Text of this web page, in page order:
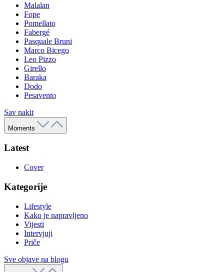
Malalan
Fope
Pomellato
Fabergé
Pasquale Bruni
Marco Bicego
Leo Pizzo
Girello
Baraka
Dodo
Pesavento
Sav nakit
Moments
Latest
Cover
Kategorije
Lifestyle
Kako je napravljeno
Vijesti
Intervjuji
Priče
Sve objave na blogu